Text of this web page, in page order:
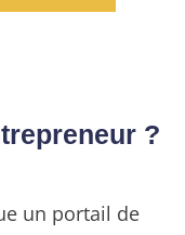
?
un portail de